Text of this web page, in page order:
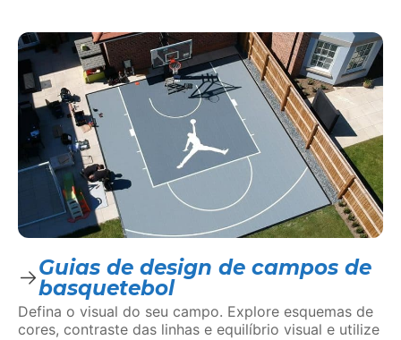
Guias de design de campos de
basquetebol
Defina o visual do seu campo. Explore esquemas de
cores, contraste das linhas e equilíbrio visual e utilize